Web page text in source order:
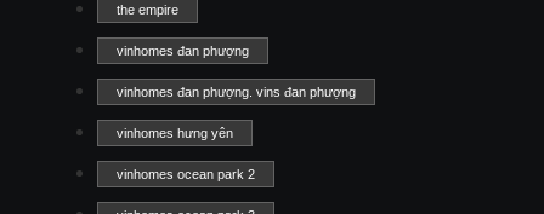
the empire
vinhomes đan phượng
vinhomes đan phượng. vins đan phượng
vinhomes hưng yên
vinhomes ocean park 2